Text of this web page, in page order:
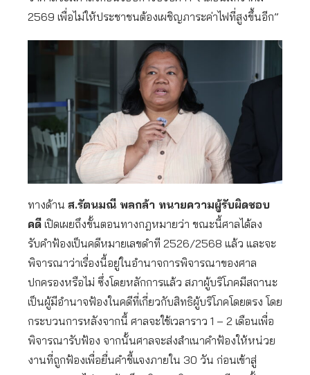
2569 เพื่อไม่ให้ประชาชนต้องเผชิญภาระค่าไฟที่สูงขึ้นอีก”
ทางด้าน ส.รัตนมณี พลกล้า ทนายความผู้รับผิดชอบ
คดี เปิดเผยถึงขั้นตอนทางกฎหมายว่า ขณะนี้ศาลได้ลง
รับคำฟ้องเป็นคดีหมายเลขดำที 2526/2568 แล้ว และจะ
พิจารณาว่าเรื่องนี้อยู่ในอำนาจการพิจารณาของศาล
ปกครองหรือไม่ ซึ่งโดยหลักการแล้ว สภาผู้บริโภคมีสถานะ
เป็นผู้มีอำนาจฟ้องในคดีที่เกี่ยวกับสิทธิผู้บริโภคโดยตรง โดย
กระบวนการหลังจากนี้ ศาลจะใช้เวลาราว 1 – 2 เดือนเพื่อ
พิจารณารับฟ้อง จากนั้นศาลจะส่งสำเนาคำฟ้องให้หน่วย
งานที่ถูกฟ้องเพื่อยื่นคำชี้แจงภายใน 30 วัน ก่อนเข้าสู่